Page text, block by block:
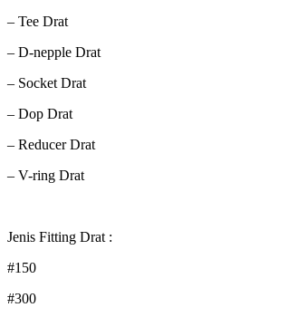
– Tee Drat
– D-nepple Drat
– Socket Drat
– Dop Drat
– Reducer Drat
– V-ring Drat
Jenis Fitting Drat :
#150
#300